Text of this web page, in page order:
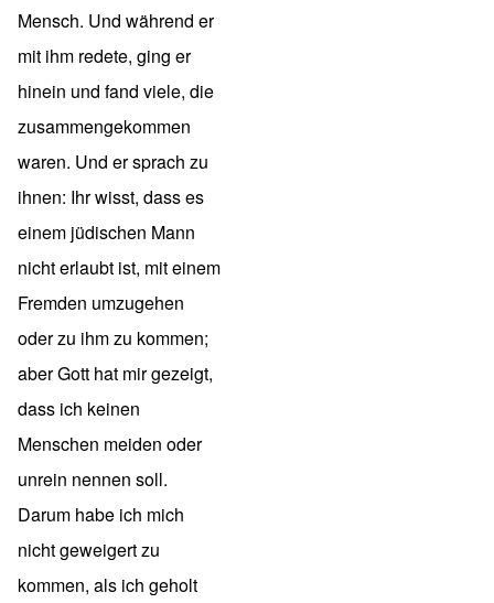
Mensch. Und während er
mit ihm redete, ging er
hinein und fand viele, die
zusammengekommen
waren. Und er sprach zu
ihnen: Ihr wisst, dass es
einem jüdischen Mann
nicht erlaubt ist, mit einem
Fremden umzugehen
oder zu ihm zu kommen;
aber Gott hat mir gezeigt,
dass ich keinen
Menschen meiden oder
unrein nennen soll.
Darum habe ich mich
nicht geweigert zu
kommen, als ich geholt